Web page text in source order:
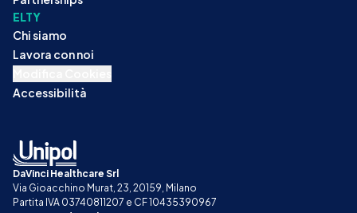
ELTY
Chi siamo
Lavora con noi
Accessibilità
DaVinci Healthcare Srl
Via Gioacchino Murat, 23, 20159, Milano
Partita IVA 03740811207 e CF 10435390967